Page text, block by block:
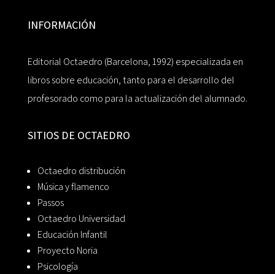
INFORMACIÓN
Editorial Octaedro (Barcelona, 1992) especializada en
libros sobre educación, tanto para el desarrollo del
profesorado como para la actualización del alumnado.
SITIOS DE OCTAEDRO
Octaedro distribución
Música y flamenco
Passos
Octaedro Universidad
Educación Infantil
Proyecto Noria
Psicología